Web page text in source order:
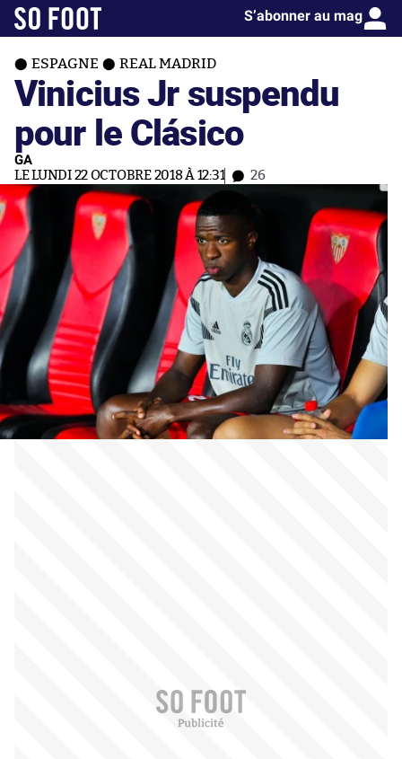
S’abonner au mag
ESPAGNE REAL MADRID
Vinicius Jr suspendu
pour le Clásico
GA
LE LUNDI 22 OCTOBRE 2018 À 12:31 26